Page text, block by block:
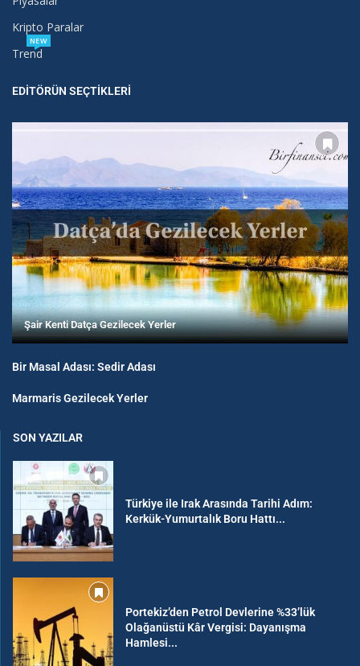
Kripto Paralar
Trend
NEW
EDITÖRÜN SEÇTIKLERI
Şair Kenti Datça Gezilecek Yerler
Bir Masal Adası: Sedir Adası
Marmaris Gezilecek Yerler
SON YAZILAR
Türkiye ile Irak Arasında Tarihi Adım:
Kerkük-Yumurtalık Boru Hattı...
Portekiz’den Petrol Devlerine %33’lük
Olağanüstü Kâr Vergisi: Dayanışma
Hamlesi...